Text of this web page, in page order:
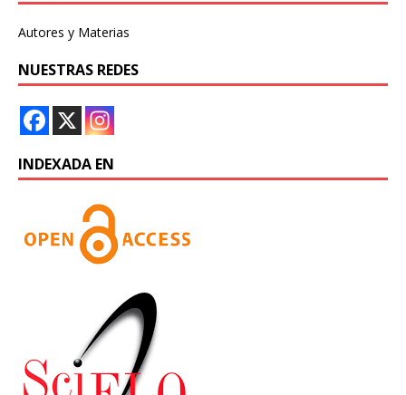
Autores y Materias
NUESTRAS REDES
INDEXADA EN